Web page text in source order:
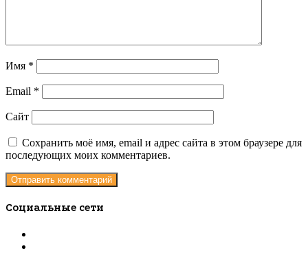
Имя *
Email *
Сайт
Сохранить моё имя, email и адрес сайта в этом браузере для
последующих моих комментариев.
Социальные сети